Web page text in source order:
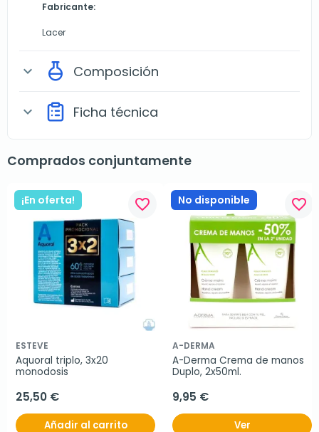
Fabricante:
Lacer
expand_more Composición
expand_more Ficha técnica
Comprados conjuntamente
¡En oferta! favorite_border
ESTEVE
Aquoral triplo, 3x20
monodosis
25,50 €
Añadir al carrito
No disponible favorite_border
A-DERMA
A-Derma Crema de manos
Duplo, 2x50ml.
9,95 €
Ver